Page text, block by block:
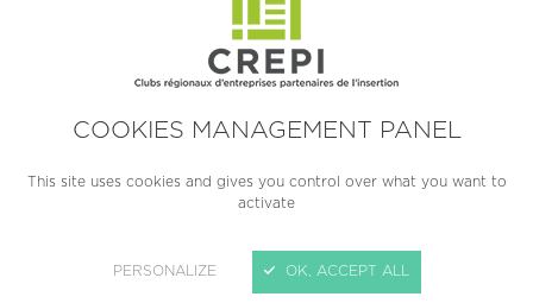
COOKIES MANAGEMENT PANEL
This site uses cookies and gives you control over what you want to
activate
PERSONALIZE OK, ACCEPT ALL
CRÉATION
1960
ETI (250 à 4999 salariés)
2011